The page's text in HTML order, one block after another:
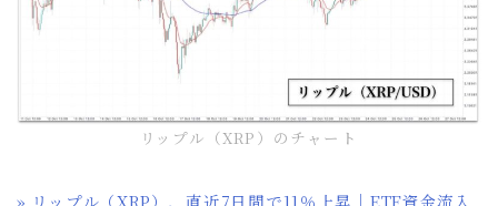
リップル（XRP）のチャート
» リップル（XRP）、直近7日間で11％上昇｜ETF資金流入